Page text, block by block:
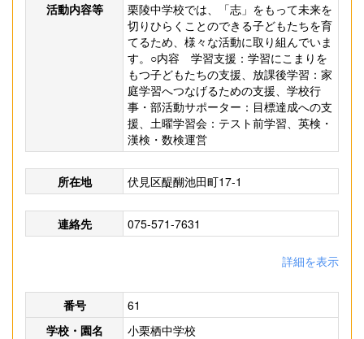
活動内容等
栗陵中学校では、「志」をもって未来を
切りひらくことのできる子どもたちを育
てるため、様々な活動に取り組んでいま
す。○内容 学習支援：学習にこまりを
もつ子どもたちの支援、放課後学習：家
庭学習へつなげるための支援、学校行
事・部活動サポーター：目標達成への支
援、土曜学習会：テスト前学習、英検・
漢検・数検運営
所在地 伏見区醍醐池田町17-1
連絡先 075-571-7631
詳細を表示
番号
61
学校・園名
小栗栖中学校